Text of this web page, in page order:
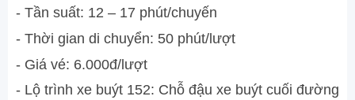
- Tần suất: 12 – 17 phút/chuyến
- Thời gian di chuyển: 50 phút/lượt
- Giá vé: 6.000đ/lượt
- Lộ trình xe buýt 152: Chỗ đậu xe buýt cuối đường